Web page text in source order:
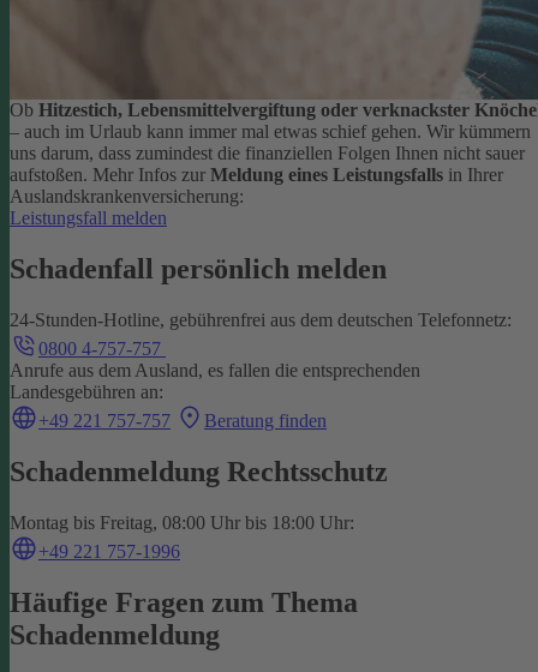
Ob Hitzestich, Lebensmittelvergiftung oder verknackster
– auch im Urlaub kann immer mal etwas schief gehen. Wir kümmern
uns darum, dass zumindest die finanziellen Folgen Ihnen nicht sauer
aufstoßen. Mehr Infos zur Meldung eines Leistungsfalls in Ihrer
Auslandskrankenversicherung:
Leistungsfall melden
Schadenfall persönlich melden
24-Stunden-Hotline, gebührenfrei aus dem deutschen Telefonnetz:
0800 4-757-757
Anrufe aus dem Ausland, es fallen die entsprechenden
Landesgebühren an:
+49 221 757-757
Beratung finden
Schadenmeldung Rechtsschutz
Montag bis Freitag, 08:00 Uhr bis 18:00 Uhr:
+49 221 757-1996
Häufige Fragen zum Thema
Schadenmeldung